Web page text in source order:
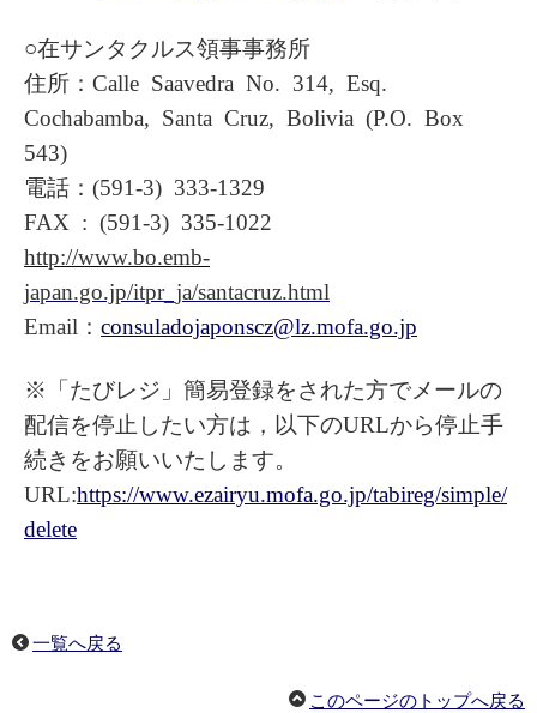
○在サンタクルス領事事務所
住所：Calle Saavedra No. 314, Esq.
Cochabamba, Santa Cruz, Bolivia (P.O. Box
543)
電話：(591-3) 333-1329
FAX : (591-3) 335-1022
http://www.bo.emb-
japan.go.jp/itpr_ja/santacruz.html
Email： consuladojaponscz@lz.mofa.go.jp
※「たびレジ」簡易登録をされた方でメールの
配信を停止したい方は，以下のURLから停止手
続きをお願いいたします。
URL:https://www.ezairyu.mofa.go.jp/tabireg/simple/
delete
一覧へ戻る
このページのトップへ戻る